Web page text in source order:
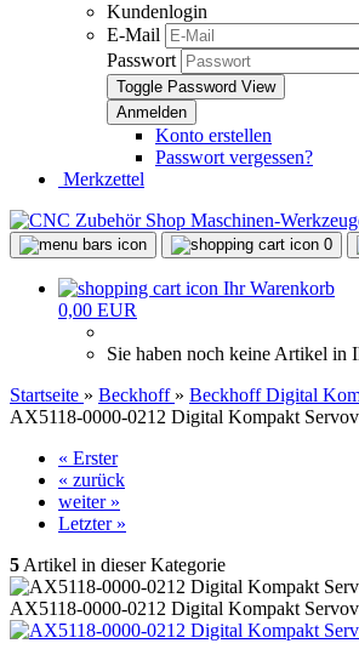
Kundenlogin
E-Mail
Passwort
Toggle Password View
Konto erstellen
Passwort vergessen?
Merkzettel
0
Ihr Warenkorb
0,00 EUR
Sie haben noch keine Artikel in
Startseite » Beckhoff » Beckhoff Digital
AX5118-0000-0212 Digital Kompakt
« Erster
« zurück
weiter »
Letzter »
5 Artikel in dieser Kategorie
AX5118-0000-0212 Digital Kompakt